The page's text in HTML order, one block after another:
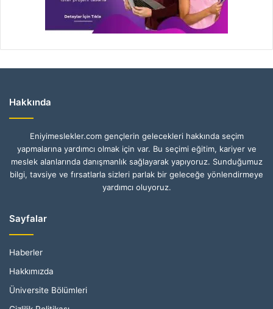
Hakkında
Eniyimeslekler.com gençlerin gelecekleri hakkında seçim
yapmalarına yardımcı olmak için var. Bu seçimi eğitim, kariyer ve
meslek alanlarında danışmanlık sağlayarak yapıyoruz. Sunduğumuz
bilgi, tavsiye ve fırsatlarla sizleri parlak bir geleceğe yönlendirmeye
yardımcı oluyoruz.
Sayfalar
Haberler
Hakkımızda
Üniversite Bölümleri